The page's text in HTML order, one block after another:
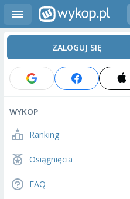
ZALOGUJ SIĘ
WYKOP
Ranking
Osiągnięcia
FAQ